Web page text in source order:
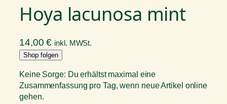
Hoya lacunosa mint
14,00€ inkl. MWSt.
Shop folgen
Keine Sorge: Du erhältst maximal eine
Zusammenfassung pro Tag, wenn neue Artikel online
gehen.